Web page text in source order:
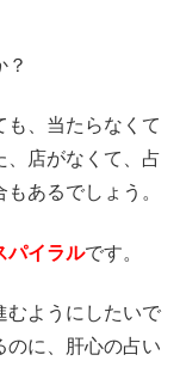
？
も、当たらなくて
、店がなくて、占
あるでしょう。
パイラルです。
むようにしたいで
のに、肝心の占い